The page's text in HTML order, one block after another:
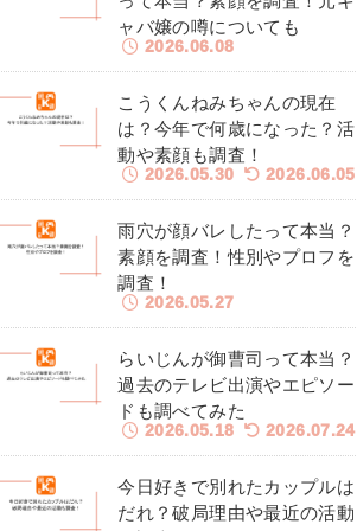
ャバ嬢の噂についても
2026.06.08
こうくんねみちゃんの現在
は？今年で何歳になった？活
動や素顔も調査！
2026.05.30 2026.06.05
雨穴が顔バレしたって本当？
素顔を調査！性別やプロフを
調査！
2026.05.27
らいじんが御曹司って本当？
過去のテレビ出演やエピソー
ドも調べてみた
2026.05.18 2026.07.24
今日好きで別れたカップルは
だれ？破局理由や最近の活動